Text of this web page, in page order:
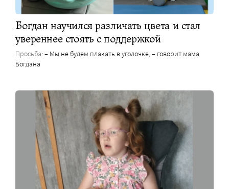
Богдан научился различать цвета и стал
увереннее стоять с поддержкой
Просьба: – Мы не будем плакать в уголочке, – говорит мама
Богдана